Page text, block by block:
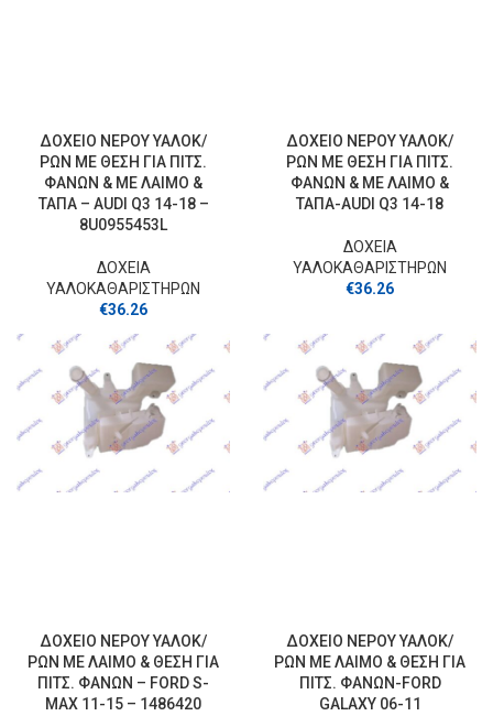
ΔΟΧΕΙΟ ΝΕΡΟΥ ΥΑΛΟΚ/
ΡΩΝ ΜΕ ΘΕΣΗ ΓΙΑ ΠΙΤΣ.
ΦΑΝΩΝ & ΜΕ ΛΑΙΜΟ &
ΤΑΠΑ – AUDI Q3 14-18 –
8U0955453L
ΔΟΧΕΙΑ
ΥΑΛΟΚΑΘΑΡΙΣΤΗΡΩΝ
€36.26
ΔΟΧΕΙΟ ΝΕΡΟΥ ΥΑΛΟΚ/
ΡΩΝ ΜΕ ΘΕΣΗ ΓΙΑ ΠΙΤΣ.
ΦΑΝΩΝ & ΜΕ ΛΑΙΜΟ &
ΤΑΠΑ-AUDI Q3 14-18
ΔΟΧΕΙΑ
ΥΑΛΟΚΑΘΑΡΙΣΤΗΡΩΝ
€36.26
ΔΟΧΕΙΟ ΝΕΡΟΥ ΥΑΛΟΚ/
ΡΩΝ ΜΕ ΛΑΙΜΟ & ΘΕΣΗ ΓΙΑ
ΠΙΤΣ. ΦΑΝΩΝ – FORD S-
MAX 11-15 – 1486420
ΔΟΧΕΙΟ ΝΕΡΟΥ ΥΑΛΟΚ/
ΡΩΝ ΜΕ ΛΑΙΜΟ & ΘΕΣΗ ΓΙΑ
ΠΙΤΣ. ΦΑΝΩΝ-FORD
GALAXY 06-11